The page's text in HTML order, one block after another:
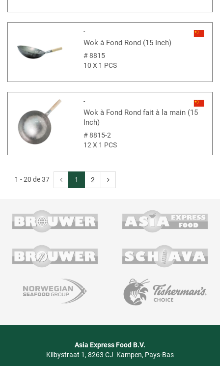
-
Wok à Fond Rond (15 Inch)
#8815
10 X 1 PCS
-
Wok à Fond Rond fait à la main (15
Inch)
#8815-2
12 X 1 PCS
1 - 20 de 37 1 2
Asia Express Food B.V.
Kilbystraat 1 8263 CJ Kampen Pays-Bas